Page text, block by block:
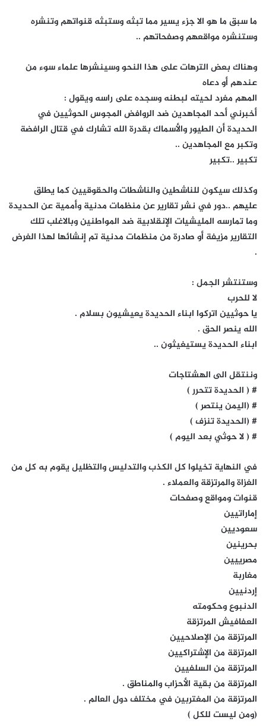
ما سبق ما هو الا جزء يسير مما تبثه وستبثه قنواتهم وتنشره
وستنشره مواقعهم وصفحاتهم ..
وهناك بعض الترهات على هذا النحو وسينشرها علماء سوء من
عندهم أو دعاه
المهم مغرد لحيته لبطنه وسجده على راسه ويقول :
أخبرني أحد المجاهدين ضد الروافض المجوس الحوثيين في
الحديدة أن الطيور والأسماك بقدرة الله تشارك في قتال الرافضة
وتكبر مع المجاهدين ..
تكبير ..تكبير
وكذلك سيكون للناشطين والناشطات والحقوقيين كما يطلق
عليهم ..دور في نشر تقارير عن منظمات مدنية وأممية عن الحديدة
وما تمارسه المليشيات الإنقلابية ضد المواطنين وبالاغلب تلك
التقارير مزيفة أو صادرة من منظمات مدنية تم إنشائها لهذا الغرض
.
وستنتشر الجمل :
لا للحرب
يا حوثيين اتركوا ابناء الحديدة يعيشيون بسلام .
الله ينصر الحق .
ابناء الحديدة يستيغيثون ..
وننتقل الى الهشتاجات
# ( الحديدة تتحرر )
# (اليمن ينتصر )
# (الحديدة تنزف )
# ( لا حوثي بعد اليوم )
في النهاية تخيلوا كل الكذب والتدليس والتظليل يقوم به كل من
الغزاة والمرتزقة والعملاء .
قنوات ومواقع وصفحات
إماراتيين
سعوديين
بحرينين
مصرييين
مغاربة
إردنيين
الدنبوع وحكومته
العفافيش المرتزقة
المرتزقة من الإصلاحيين
المرتزقة من الإشتراكيين
المرتزقة من السلفيين
المرتزقة من بقية الأحزاب والمناطق .
المرتزقة من المغتربين في مختلف دول العالم .
(ومن ليست للكل )